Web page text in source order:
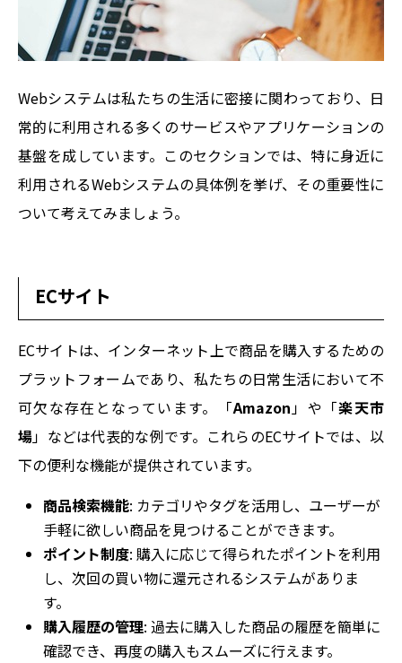
Webシステムは私たちの生活に密接に関わっており、日
常的に利用される多くのサービスやアプリケーションの
基盤を成しています。このセクションでは、特に身近に
利用されるWebシステムの具体例を挙げ、その重要性に
ついて考えてみましょう。
ECサイト
ECサイトは、インターネット上で商品を購入するための
プラットフォームであり、私たちの日常生活において不
可欠な存在となっています。「Amazon」や「楽天市
場」などは代表的な例です。これらのECサイトでは、以
下の便利な機能が提供されています。
商品検索機能: カテゴリやタグを活用し、ユーザーが
手軽に欲しい商品を見つけることができます。
ポイント制度: 購入に応じて得られたポイントを利用
し、次回の買い物に還元されるシステムがありま
す。
購入履歴の管理: 過去に購入した商品の履歴を簡単に
確認でき、再度の購入もスムーズに行えます。